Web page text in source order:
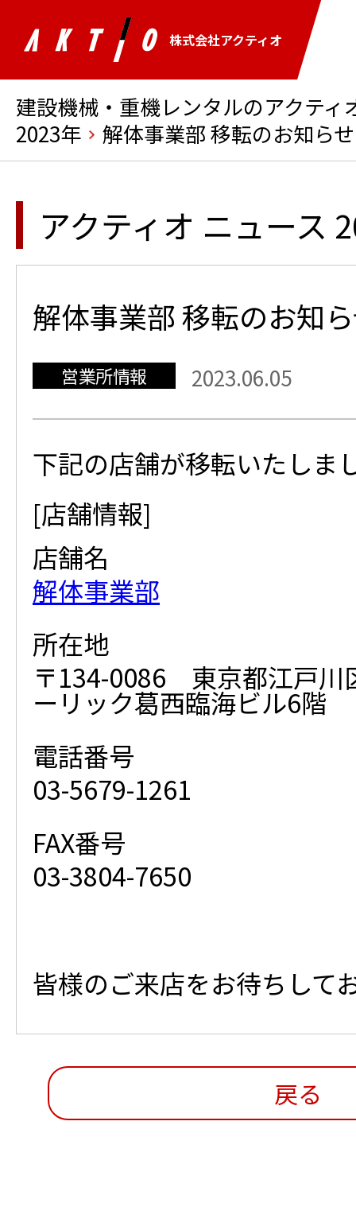
株式会社アクティオ
建設機械・重機レンタルのアクティ
2023年
解体事業部 移転のお知らせ
アクティオ ニュース
解体事業部 移転のお知
営業所情報 2023.06.05
下記の店舗が移転いたしま
[店舗情報]
店舗名
解体事業部
所在地
〒134-0086 東京都江戸川
ーリック葛西臨海ビル6階
電話番号
03-5679-1261
FAX番号
03-3804-7650
皆様のご来店をお待ちして
戻る